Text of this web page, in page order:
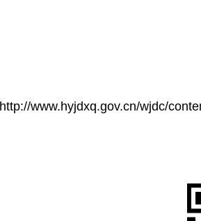
http://www.hyjdxq.gov.cn/wjdc/